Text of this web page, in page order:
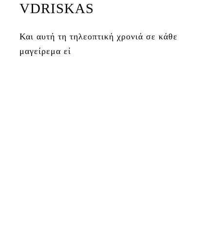
VDRISKAS
Και αυτή τη τηλεοπτική χρονιά σε κάθε
μαγείρεμα εί